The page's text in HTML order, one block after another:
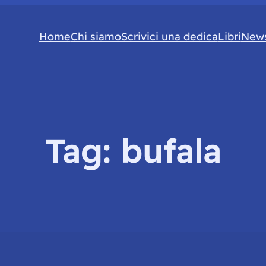
HomeChi siamoScrivici una dedicaLibri
Tag: bufala